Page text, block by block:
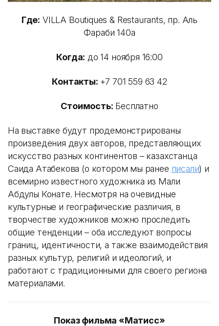
Где: VILLA Boutiques & Restaurants, пр. Аль
Фараби 140а
Когда: до 14 ноября 16:00
Контакты: +7 701 559 63 42
Стоимость: Бесплатно
На выставке будут продемонстрированы
произведения двух авторов, представляющих
искусство разных континентов – казахстанца
Саида Атабекова (о котором мы ранее писали) и
всемирно известного художника из Мали
Абдулы Конате. Несмотря на очевидные
культурные и географические различия, в
творчестве художников можно проследить
общие тенденции – оба исследуют вопросы
границ, идентичности, а также взаимодействия
разных культур, религий и идеологий, и
работают с традиционными для своего региона
материалами.
Показ фильма «Матисс»